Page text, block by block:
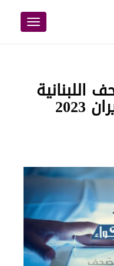
Toggle
navigation
اللبنانية